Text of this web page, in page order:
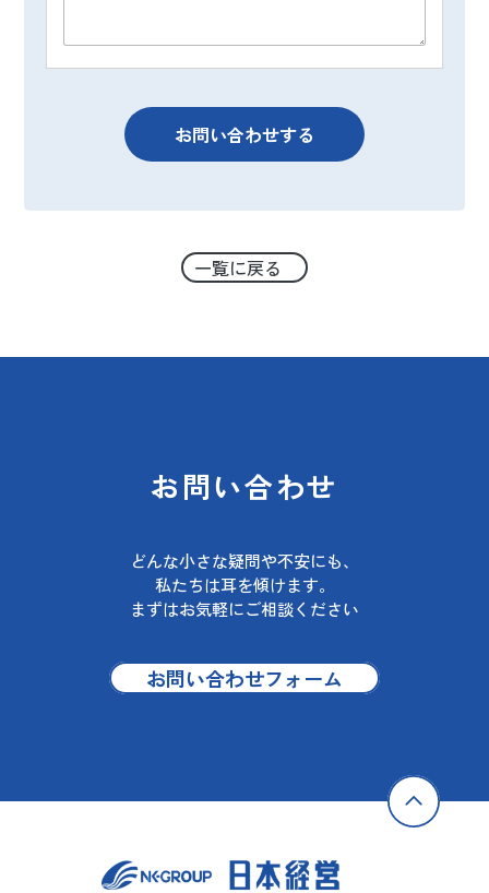
する保有個人データに関する開示、利用目的
の通知、内容の訂正・追加または削除、利用
への提供記録の開示(以下、開示等という)に応
じます。開示等に応ずる窓口は、下記「当社
（８）本人が容易に認識できない方法による
個人情報の取得
分析するため、あるいは個々のお客様に対し
ています。
ジとの間でやり取りする小さな情報ファイル
のことをいいます。WebビーコンとはCookie
と一緒に機能し、ご本人のコンピュータから
覧状況等に関する統計を取ることができる技
術です。
取得した個人情報については、漏洩、減失ま
たはき損の防止と是正、その他個人情報の安
全管理のために必要かつ適切な措置を講じま
一覧に戻る
お問い合わせ
どんな小さな疑問や不安にも、
私たちは耳を傾けます。
まずはお気軽にご相談ください
お問い合わせフォーム